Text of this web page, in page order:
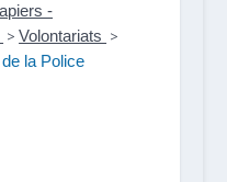
-
> Volontariats >
la Police